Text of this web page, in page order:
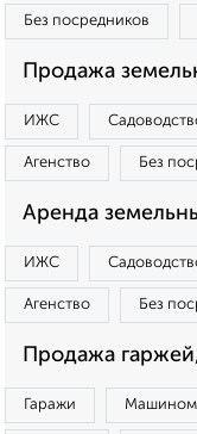
Без посредников
Продажа
ИЖС
Агенство Без
Аренда
ИЖС
Агенство Без
Продажа
Гаражи